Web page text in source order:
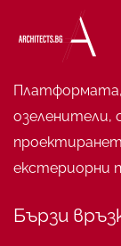
Платформата,
озеленители,
екстериорни
Бързи